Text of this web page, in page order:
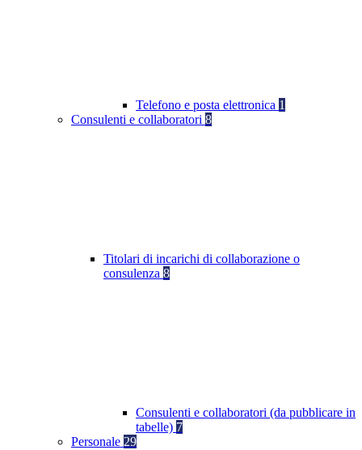
Telefono e posta elettronica 1
Consulenti e collaboratori 8
Titolari di incarichi di collaborazione o
consulenza 8
Consulenti e collaboratori (da pubblicare in
tabelle) 7
Personale 29